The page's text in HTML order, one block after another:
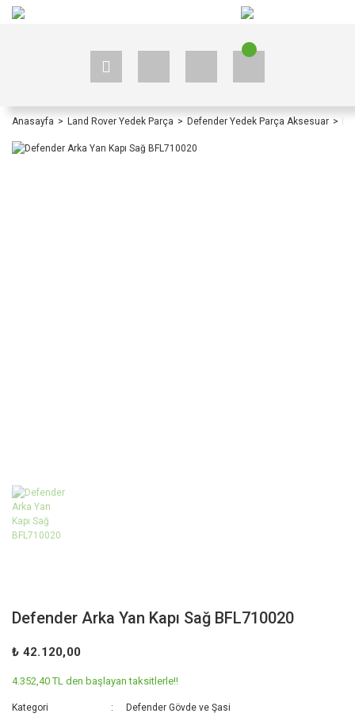
Anasayfa Land Rover Yedek Parça Defender Yedek Parça Aksesuar
Defender Arka Yan Kapı Sağ BFL710020
₺ 42.120,00
4.352,40 TL den başlayan taksitlerle!!
Kategori
Defender Gövde ve Şasi